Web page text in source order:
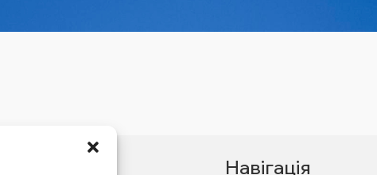
Навігація